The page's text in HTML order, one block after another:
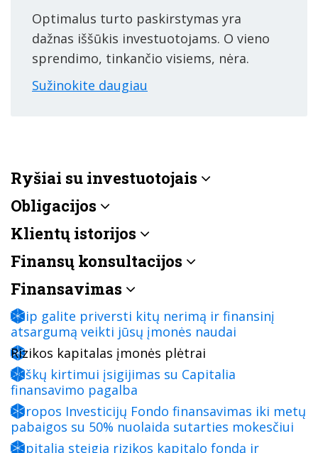
Optimalus turto paskirstymas yra
dažnas iššūkis investuotojams. O vieno
sprendimo, tinkančio visiems, nėra.
Sužinokite daugiau
Ryšiai su investuotojais
Obligacijos
Klientų istorijos
Finansų konsultacijos
Finansavimas
Kaip galite priversti kitų nerimą ir finansinį
atsargumą veikti jūsų įmonės naudai
Rizikos kapitalas įmonės plėtrai
Miškų kirtimui įsigijimas su Capitalia
finansavimo pagalba
Europos Investicijų Fondo finansavimas iki metų
pabaigos su 50% nuolaida sutarties mokesčiui
Capitalia steigia rizikos kapitalo fondą ir